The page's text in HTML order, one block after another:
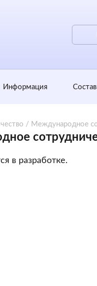
Информация Состав
/ Международное
в разработке.